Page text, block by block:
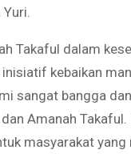
Takaful dalam
kebaikan
sangat bangga
Amanah
masyarakat